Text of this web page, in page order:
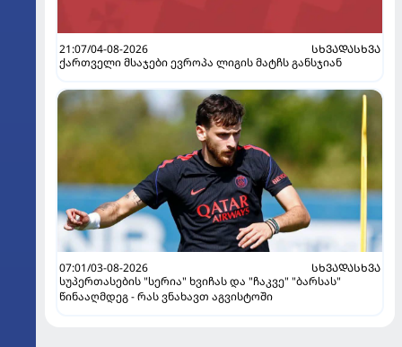
21:07/04-08-2026
ᲡᲮᲕᲐᲓᲐᲡᲮᲕᲐ
ქართველი მსაჯები ევროპა ლიგის მატჩს განსჯიან
07:01/03-08-2026
ᲡᲮᲕᲐᲓᲐᲡᲮᲕᲐ
სუპერთასების "სერია" ხვიჩას და "ჩაკვე" "ბარსას"
წინააღმდეგ - რას ვნახავთ აგვისტოში